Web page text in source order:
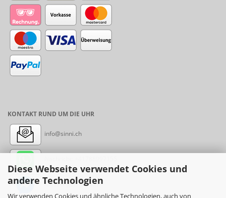
Diese Webseite verwendet Cookies und
andere Technologien
Wir verwenden Cookies und ähnliche Technologien, auch von
KONTAKT RUND UM DIE UHR
info@sinni.ch
Messenger: sinni.ch